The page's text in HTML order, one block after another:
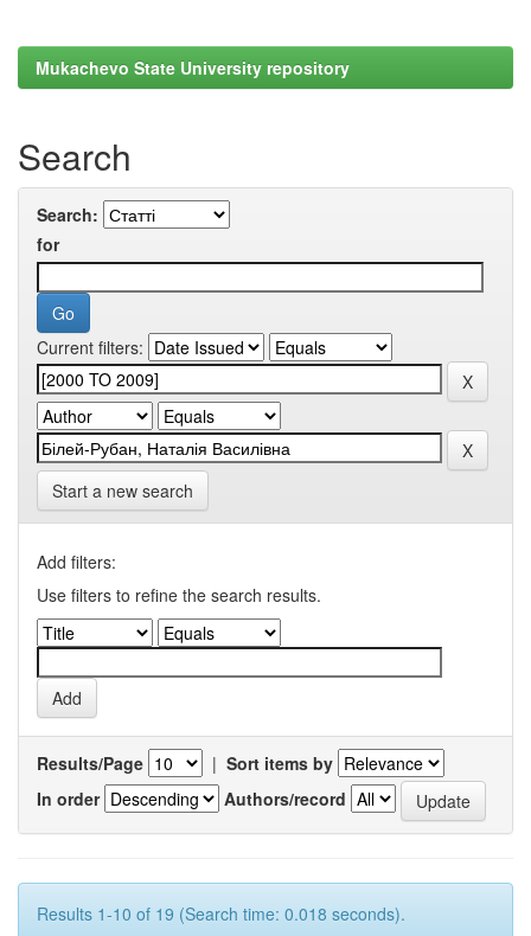
Mukachevo State University repository
Search
Search:
for
Current filters:
Start a new search
Add filters:
Use filters to refine the search results.
Results/Page | Sort items by
In order
Authors/record
Results 1-10 of 19 (Search time: 0.018 seconds).